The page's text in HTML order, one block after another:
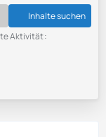
Inhalte suchen
Aktivität